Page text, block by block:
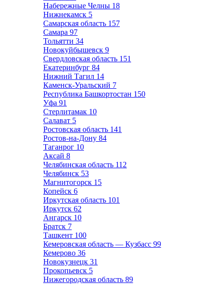
Набережные Челны 18
Нижнекамск 5
Самарская область 157
Самара 97
Тольятти 34
Новокуйбышевск 9
Свердловская область 151
Екатеринбург 84
Нижний Тагил 14
Каменск-Уральский 7
Республика Башкортостан 150
Уфа 91
Стерлитамак 10
Салават 5
Ростовская область 141
Ростов-на-Дону 84
Таганрог 10
Аксай 8
Челябинская область 112
Челябинск 53
Магнитогорск 15
Копейск 6
Иркутская область 101
Иркутск 62
Ангарск 10
Братск 7
Ташкент 100
Кемеровская область — Кузбасс 99
Кемерово 36
Новокузнецк 31
Прокопьевск 5
Нижегородская область 89